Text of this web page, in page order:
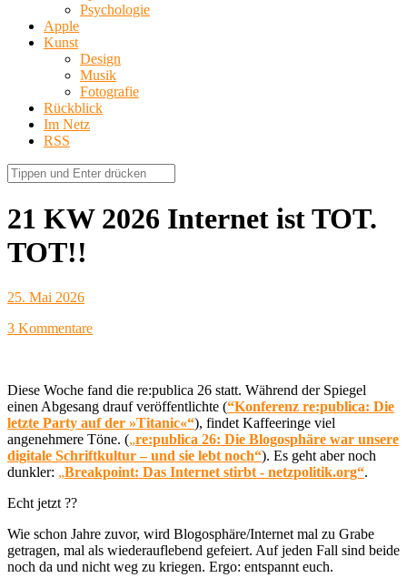
Psychologie
Apple
Kunst
Design
Musik
Fotografie
Rückblick
Im Netz
RSS
21 KW 2026 Internet ist TOT.
TOT!!
25. Mai 2026
3 Kommentare
Diese Woche fand die re:publica 26 statt. Während der Spiegel
einen Abgesang drauf veröffentlichte (“Konferenz re:publica: Die
letzte Party auf der »Titanic«“), findet Kaffeeringe viel
angenehmere Töne. („re:publica 26: Die Blogosphäre war unsere
digitale Schriftkultur – und sie lebt noch“). Es geht aber noch
dunkler: „Breakpoint: Das Internet stirbt - netzpolitik.org“.
Echt jetzt ??
Wie schon Jahre zuvor, wird Blogosphäre/Internet mal zu Grabe
getragen, mal als wiederauflebend gefeiert. Auf jeden Fall sind beide
noch da und nicht weg zu kriegen. Ergo: entspannt euch.